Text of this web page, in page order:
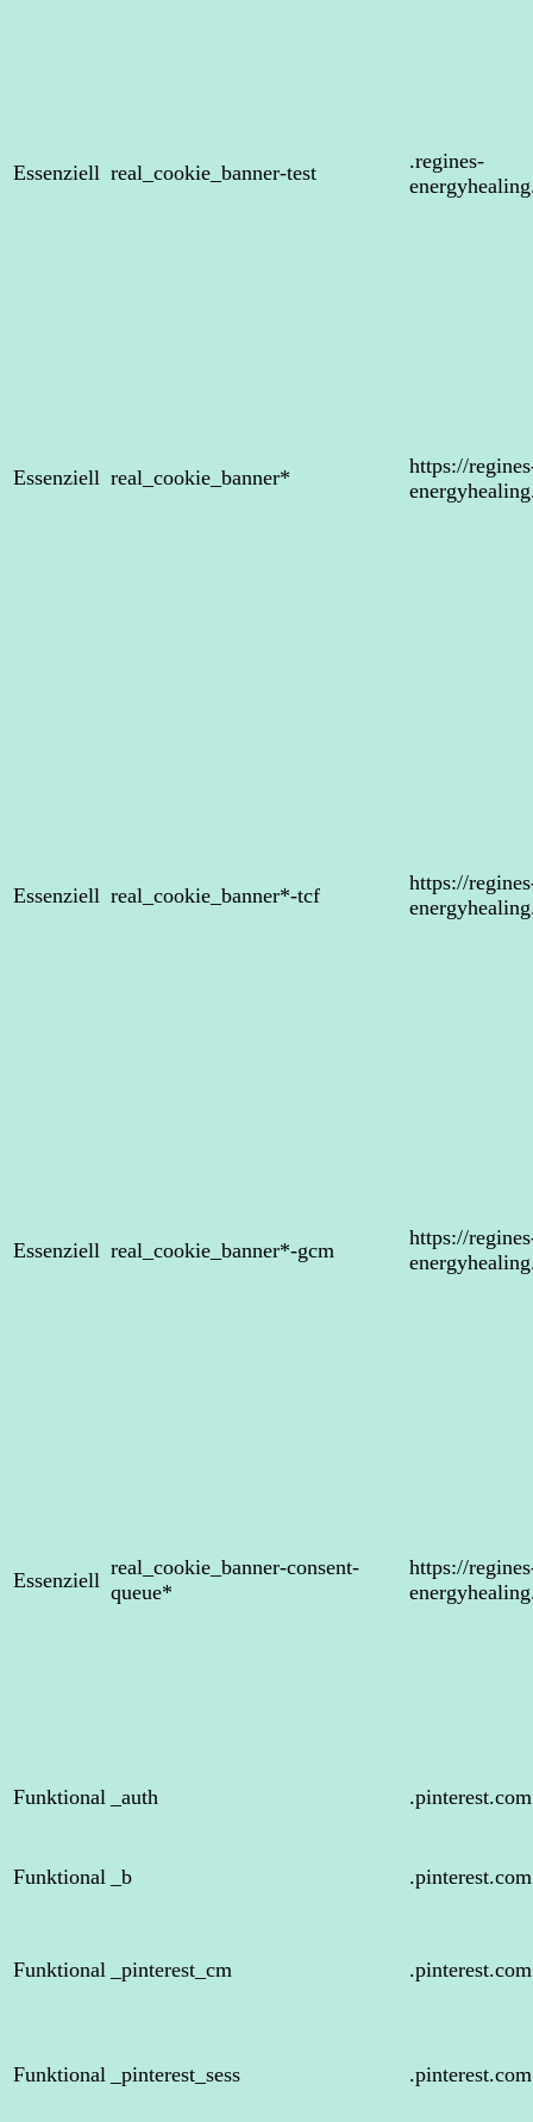
Essenziell real_cookie_banner-test
.regines-
Essenziell real_cookie_banner*
https://
Essenziell real_cookie_banner*-tcf
https://
Essenziell real_cookie_banner*-gcm
https://
Essenziell
real_cookie_banner-consent-
queue*
https://
Funktional _auth .pinterest.com
Funktional _b .pinterest.com
Funktional _pinterest_cm .pinterest.com
Funktional _pinterest_sess .pinterest.com